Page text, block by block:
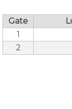
Gate
1
2